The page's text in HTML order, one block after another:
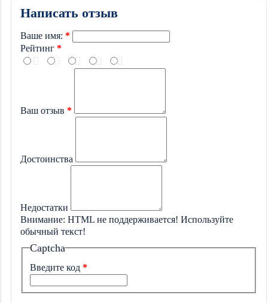
Написать отзыв
Ваше имя:
Рейтинг
Ваш отзыв
Достоинства
Недостатки
Внимание: HTML не поддерживается! Используйте
обычный текст!
Captcha
Введите код